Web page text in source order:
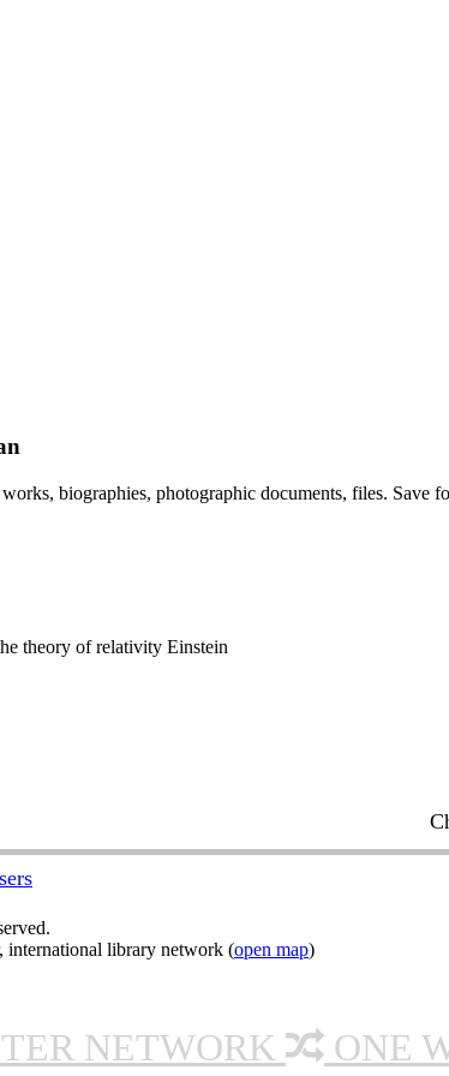
biographies, photographic documents, files. Save
theory of relativity Einstein
library network (open map)
NETWORK ONE